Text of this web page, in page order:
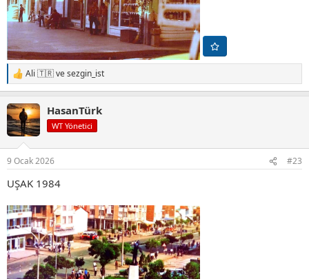
T
e
k
i
l
:
Ali 🇹🇷vesezgin_ist
HasanTürk
WT Yönetici
9 Ocak 2026 #23
UŞAK 1984